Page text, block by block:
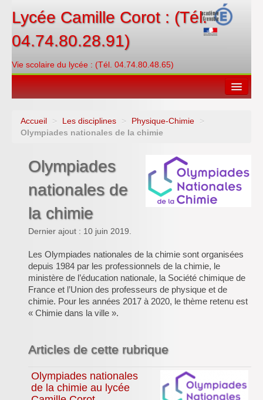
Lycée Camille Corot : (Tél.
04.74.80.28.91)
Vie scolaire du lycée : (Tél. 04.74.80.48.65)
Espace restauration
Contacter
Inforizon
Esidoc
Arena Grenoble
Accueil > Les disciplines > Physique-Chimie
>
Olympiades nationales de la chimie
Olympiades
nationales de
la chimie
Dernier ajout : 10 juin 2019.
Les Olympiades nationales de la chimie sont organisées
depuis 1984 par les professionnels de la chimie, le
ministère de l’éducation nationale, la Société chimique de
France et l’Union des professeurs de physique et de
chimie. Pour les années 2017 à 2020, le thème retenu est
« Chimie dans la ville ».
Articles de cette rubrique
Olympiades nationales
de la chimie au lycée